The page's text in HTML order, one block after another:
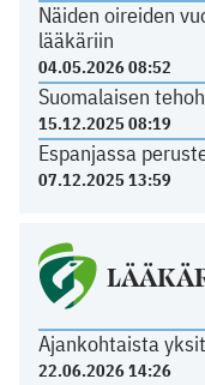
Näiden oireiden
lääkäriin
04.05.2026 08:52
Suomalaisen
15.12.2025 08:19
Espanjassa
07.12.2025 13:59
Ajankohtaista
22.06.2026 14:26